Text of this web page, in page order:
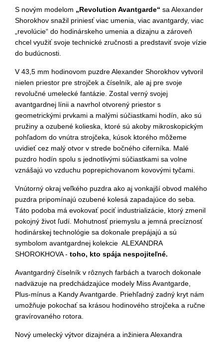
S novým modelom „Revolution Avantgarde“ sa Alexander
Shorokhov snažil priniesť viac umenia, viac avantgardy, viac
„revolúcie“ do hodinárskeho umenia a dizajnu a zároveň
chcel využiť svoje technické zručnosti a predstaviť svoje vízie
do budúcnosti.
V 43,5 mm hodinovom puzdre Alexander Shorokhov vytvoril
nielen priestor pre strojček a číselník, ale aj pre svoje
revolučné umelecké fantázie. Zostal verný svojej
avantgardnej línii a navrhol otvorený priestor s
geometrickými prvkami a malými súčiastkami hodín, ako sú
pružiny a ozubené kolieska, ktoré sú akoby mikroskopickým
pohľadom do vnútra strojčeka, kúsok ktorého môžeme
uvidieť cez malý otvor v strede bočného ciferníka. Malé
puzdro hodín spolu s jednotlivými súčiastkami sa volne
vznášajú vo vzduchu poprepichovanom kovovými tyčami.
Vnútorný okraj veľkého puzdra ako aj vonkajší obvod malého
puzdra pripomínajú ozubené kolesá zapadajúce do seba.
Táto podoba má evokovať pociť industrializácie, ktorý zmenil
pokojný život ľudí. Mohutnosť priemyslu a jemná precíznosť
hodinárskej technológie sa dokonale prepájajú a sú
symbolom avantgardnej kolekcie ALEXANDRA
SHOROKHOVA - toho, kto spája nespojiteľné.
Avantgardný číselník v rôznych farbách a tvaroch dokonale
nadväzuje na predchádzajúce modely Miss Avantgarde,
Plus-mínus a Kandy Avantgarde. Priehľadný zadný kryt nám
umožňuje pokochať sa krásou hodinového strojčeka a ručne
gravírovaného rotora.
Nový umelecký výtvor dizajnéra a inžiniera Alexandra